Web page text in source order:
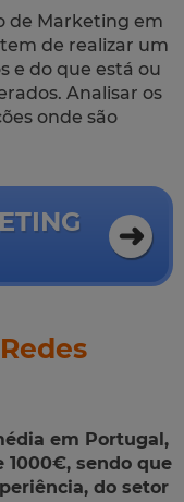
de Marketing em
de realizar um
e do que está ou
Analisar os
onde são
em Portugal,
1000€, sendo que
do setor